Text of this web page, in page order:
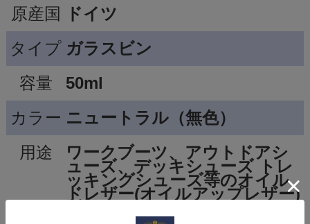
原産国
ドイツ
タイプ ガラスビン
容量
50ml
カラー ニュートラル（無色）
用途
ワークブーツ、アウトドアシ
ューズ、デッキシューズ トレ
ッキングシューズ等のオイル
ドレザー(オイルアップレザー)